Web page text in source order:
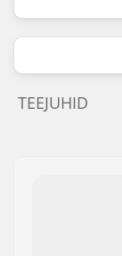
TEEJUHID